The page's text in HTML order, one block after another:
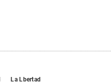
La Lbertad